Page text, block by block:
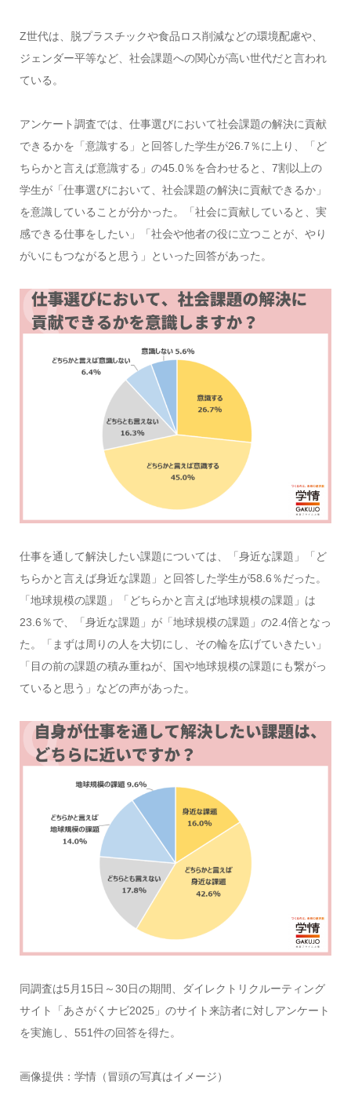
Z世代は、脱プラスチックや食品ロス削減などの環境配慮や、
ジェンダー平等など、社会課題への関心が高い世代だと言われ
ている。
アンケート調査では、仕事選びにおいて社会課題の解決に貢献
できるかを「意識する」と回答した学生が26.7％に上り、「ど
ちらかと言えば意識する」の45.0％を合わせると、7割以上の
学生が「仕事選びにおいて、社会課題の解決に貢献できるか」
を意識していることが分かった。「社会に貢献していると、実
感できる仕事をしたい」「社会や他者の役に立つことが、やり
がいにもつながると思う」といった回答があった。
仕事を通して解決したい課題については、「身近な課題」「ど
ちらかと言えば身近な課題」と回答した学生が58.6％だった。
「地球規模の課題」「どちらかと言えば地球規模の課題」は
23.6％で、「身近な課題」が「地球規模の課題」の2.4倍となっ
た。「まずは周りの人を大切にし、その輪を広げていきたい」
「目の前の課題の積み重ねが、国や地球規模の課題にも繋がっ
ていると思う」などの声があった。
同調査は5月15日～30日の期間、ダイレクトリクルーティング
サイト「あさがくナビ2025」のサイト来訪者に対しアンケート
を実施し、551件の回答を得た。
画像提供：学情（冒頭の写真はイメージ）